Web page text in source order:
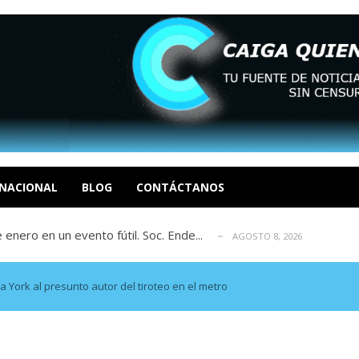
BLOG CONTÁCTANOS
R AGOSTO 8, 2026
Realpolitik y el Desmante... AGOSTO 8, 2026
García AGOSTO 7, 2026
en un evento fútil. Soc. Ende...
Luis Centeno S AGOSTO 8, 2026
R AGOSTO 8, 2026
Realpolitik y el Desmante...
García AGOSTO 7, 2026
Luis Centeno S
York al presunto autor del tiroteo en el metro